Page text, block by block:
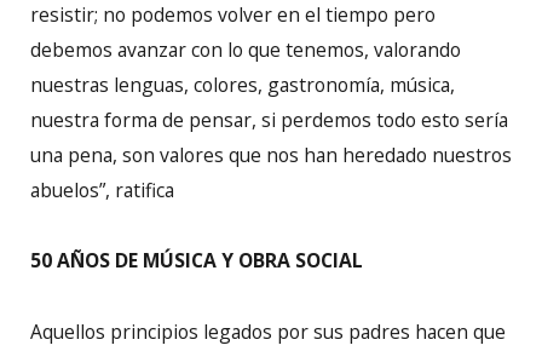
resistir; no podemos volver en el tiempo pero
debemos avanzar con lo que tenemos, valorando
nuestras lenguas, colores, gastronomía, música,
nuestra forma de pensar, si perdemos todo esto sería
una pena, son valores que nos han heredado nuestros
abuelos”, ratifica
50 AÑOS DE MÚSICA Y OBRA SOCIAL
Aquellos principios legados por sus padres hacen que